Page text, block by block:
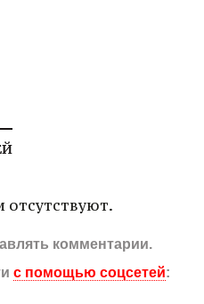
комментарии.
с помощью соцсетей: